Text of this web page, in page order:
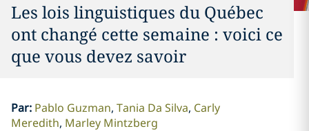
Les lois linguistiques du Québec
ont changé cette semaine : voici ce
que vous devez savoir
Par: Pablo Guzman Tania Da Silva Carly
Meredith Marley Mintzberg